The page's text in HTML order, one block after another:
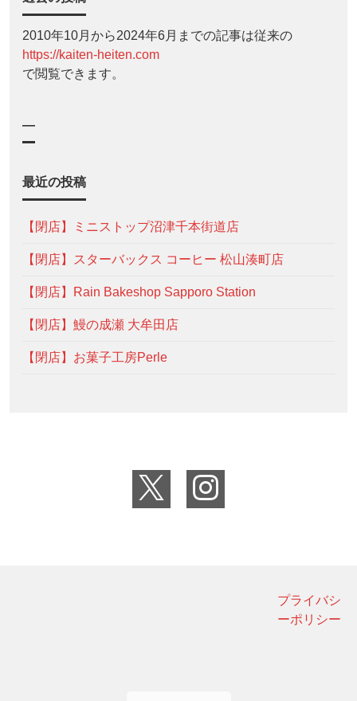
2010年10月から2024年6月までの記事は従来の
https://kaiten-heiten.com
で閲覧できます。
—
最近の投稿
【閉店】ミニストップ沼津千本街道店
【閉店】スターバックス コーヒー 松山湊町店
【閉店】Rain Bakeshop Sapporo Station
【閉店】鰻の成瀬 大牟田店
【閉店】お菓子工房Perle
プライバシ
ーポリシー